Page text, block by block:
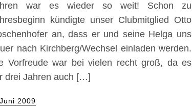
war es wieder so weit! Schon zu
kündigte unser Clubmitglied Otto
an, dass er und seine Helga uns
nach Kirchberg/Wechsel einladen werden.
Vorfreude war bei vielen recht groß, da es
drei Jahren auch […]
2009